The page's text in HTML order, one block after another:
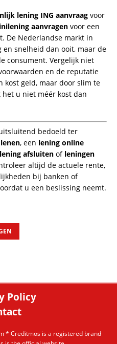
lening ING aanvraag voor
aanvragen voor een
De Nederlandse markt in
snelheid dan ooit, maar de
consument. Vergelijk niet
en de reputatie
kost geld, maar door slim te
u niet méér kost dan
bedoeld ter
, een lening online
afsluiten of leningen
altijd de actuele rente,
bij banken of
u een beslissing neemt.
Policy
* Creditmos is a registered brand